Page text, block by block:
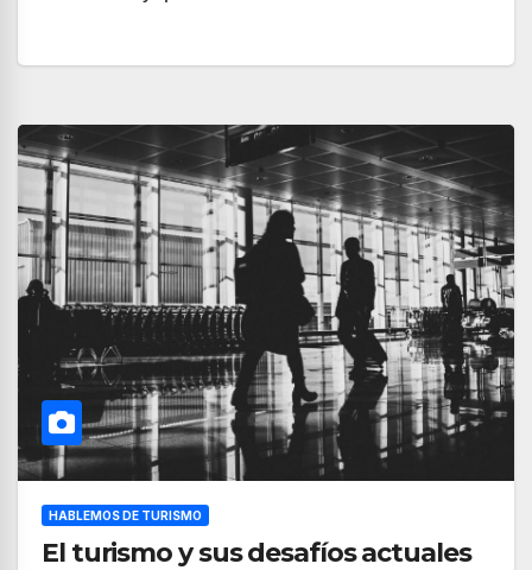
HABLEMOS DE TURISMO
El turismo y sus desafíos actuales